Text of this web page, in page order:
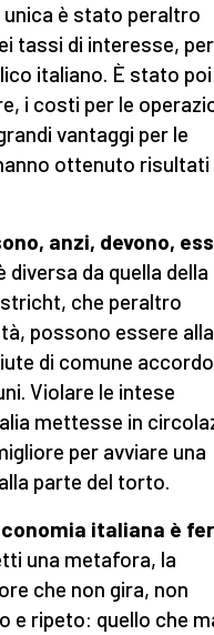
unica è stato peraltro
tassi di interesse, per
italiano. È stato poi
i costi per le
vantaggi per le
ottenuto risultati
anzi, devono,
diversa da quella
che peraltro
possono essere
di comune accordo
Violare le intese
mettesse in
per avviare una
parte del torto.
italiana è
una metafora, la
che non gira, non
e ripeto: quello che